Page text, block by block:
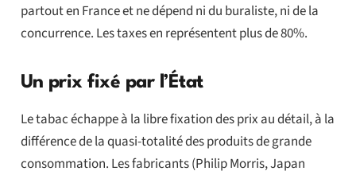
partout en France et ne dépend ni du buraliste, ni de la
concurrence. Les taxes en représentent plus de 80%.
Un prix fixé par l’État
Le tabac échappe à la libre fixation des prix au détail, à la
différence de la quasi-totalité des produits de grande
consommation. Les fabricants (Philip Morris, Japan